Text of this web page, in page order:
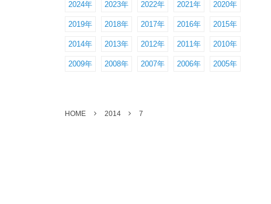
2024年 2023年 2022年 2021年 2020年
2019年 2018年 2017年 2016年 2015年
2014年 2013年 2012年 2011年 2010年
2009年 2008年 2007年 2006年 2005年
HOME 2014 7